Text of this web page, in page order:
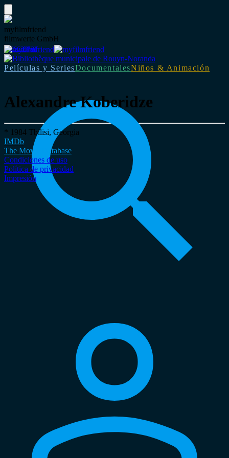
myfilmfriend
filmwerte GmbH
Descargar
Películas y SeriesDocumentalesNiños & Animación
Alexandre Koberidze
* 1984 Tbilisi, Georgia
IMDb
The Movie Database
Condiciones de uso
Política de privacidad
Impresión